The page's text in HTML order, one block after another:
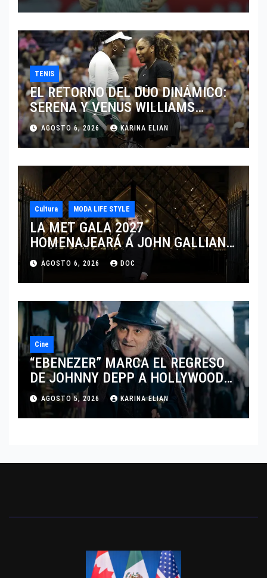
TENIS
EL RETORNO DEL DÚO DINÁMICO:
SERENA Y VENUS WILLIAMS
DISPUTARÁN LOS DOBLES EN
CINCINNATI 2026
AGOSTO 6, 2026 KARINA ELIAN
Cultura MODA LIFE STYLE
LA MET GALA 2027
HOMENAJEARÁ A JOHN GALLIANO
MARCANDO EL REGRESO DEL REY
DEL DRAMATISMO
AGOSTO 6, 2026 DOC
Cine
“EBENEZER” MARCA EL REGRESO
DE JOHNNY DEPP A HOLLYWOOD
TRAS SU PASO POR EL CINE
INDEPENDIENTE EUROPEO
AGOSTO 5, 2026 KARINA ELIAN